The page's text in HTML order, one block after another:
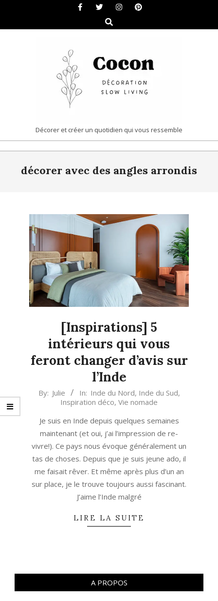
content
Search
COCON
|
DÉCORATION
LIVING
Décorer et créer un quotidien qui vous ressemble
Navigationdécorer avec des angles arrondis
[Inspirations] 5
intérieurs qui vous
feront changer d’avis sur
l’Inde
2022-
By: Julie In: Inde du Nord, Inde du Sud,
Inspiration déco, Vie nomade
Je suis en Inde depuis quelques semaines
maintenant (et oui, j’ai l’impression de re-
vivre!). Ce pays nous évoque généralement un
tas de choses. Depuis que je suis jeune ado, il
me faisait rêver. Et même après plus d’un an
sur place, je le trouve toujours aussi fascinant.
J’aime l’Inde malgré
LIRE LA SUITE
A PROPOS